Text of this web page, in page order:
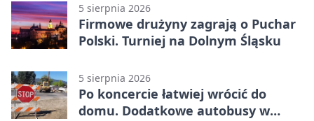
5 sierpnia 2026
Firmowe drużyny zagrają o Puchar
Polski. Turniej na Dolnym Śląsku
5 sierpnia 2026
Po koncercie łatwiej wrócić do
domu. Dodatkowe autobusy w